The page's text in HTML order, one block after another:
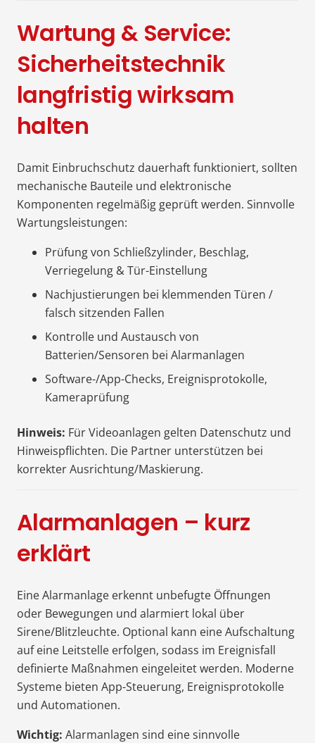
Wartung & Service:
Sicherheitstechnik
langfristig wirksam
halten
Damit Einbruchschutz dauerhaft funktioniert, sollten
mechanische Bauteile und elektronische
Komponenten regelmäßig geprüft werden. Sinnvolle
Wartungsleistungen:
Prüfung von Schließzylinder, Beschlag,
Verriegelung & Tür-Einstellung
Nachjustierungen bei klemmenden Türen /
falsch sitzenden Fallen
Kontrolle und Austausch von
Batterien/Sensoren bei Alarmanlagen
Software-/App-Checks, Ereignisprotokolle,
Kameraprüfung
Hinweis: Für Videoanlagen gelten Datenschutz und
Hinweispflichten. Die Partner unterstützen bei
korrekter Ausrichtung/Maskierung.
Alarmanlagen – kurz
erklärt
Eine Alarmanlage erkennt unbefugte Öffnungen
oder Bewegungen und alarmiert lokal über
Sirene/Blitzleuchte. Optional kann eine Aufschaltung
auf eine Leitstelle erfolgen, sodass im Ereignisfall
definierte Maßnahmen eingeleitet werden. Moderne
Systeme bieten App-Steuerung, Ereignisprotokolle
und Automationen.
Wichtig: Alarmanlagen sind eine sinnvolle